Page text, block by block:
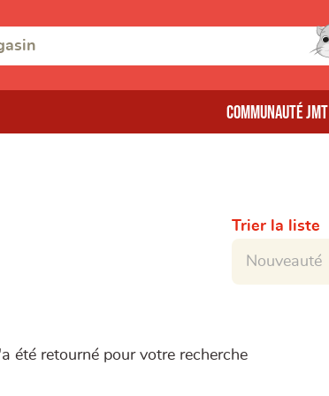
Communauté JMT
Trier la liste
été retourné pour votre recherche